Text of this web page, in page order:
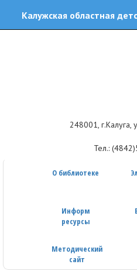
Калужская областная
248001, г.Калуга,
Тел.:
О библиотеке
Информ
ресурсы
Методический
сайт